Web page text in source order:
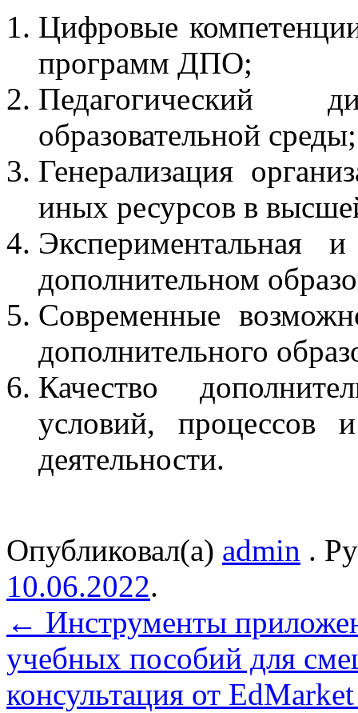
Цифровые
программ ДПО;
Педагогический
образовательной среды;
Генерализация
иных ресурсов в
Экспериментальная
дополнительном
Современные
дополнительного
Качество
условий, процессов и
деятельности.
Опубликовал(а) admin .
10.06.2022.
← Инструменты
учебных пособий для
консультация от